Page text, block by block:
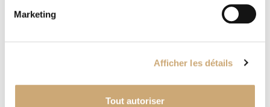
Marketing
Afficher les détails
Tout autoriser